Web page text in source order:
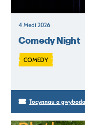
4 Medi 2026
Comedy Night
COMEDY
Tocynnau a